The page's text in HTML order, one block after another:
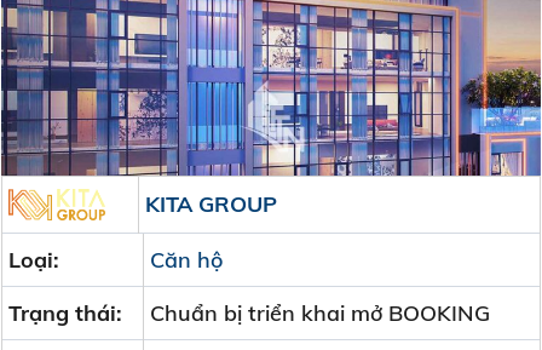
KITA GROUP
Loại:
Căn hộ
Trạng thái:
Chuẩn bị triển khai mở BOOKING